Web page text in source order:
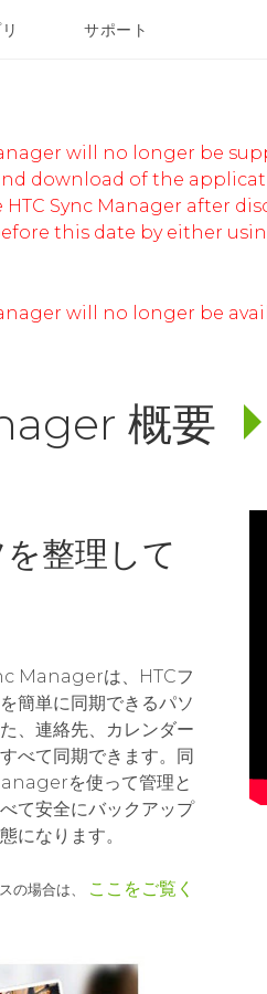
サポート
will no longer be
download of the
Sync Manager after
this date by either using
will no longer be
概要
整理して
Managerは、HTCフ
簡単に同期できるパソ
、連絡先、カレンダー
べて同期できます。同
を使って管理と
て安全にバックアップ
になります。
の場合は、
ここをご覧く